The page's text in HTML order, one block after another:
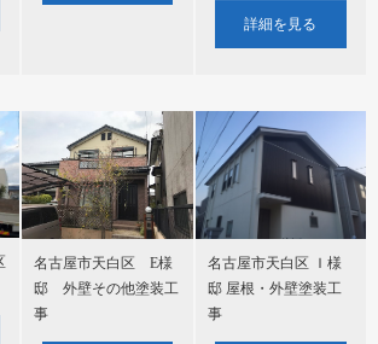
詳細を見る
名古屋市天白区 E様
邸 外壁その他塗装工
事
名古屋市天白区 Ｉ様
邸 屋根・外壁塗装工
事